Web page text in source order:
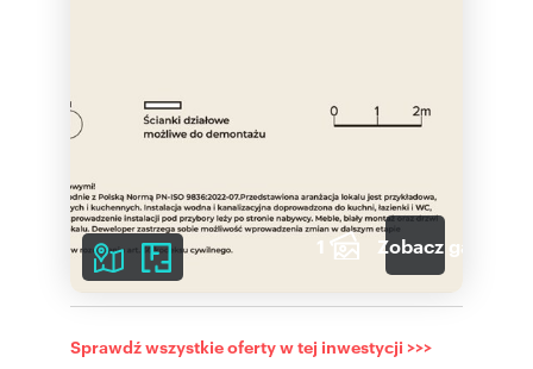
1 Zobacz galerię
Sprawdź wszystkie oferty w tej inwestycji >>>